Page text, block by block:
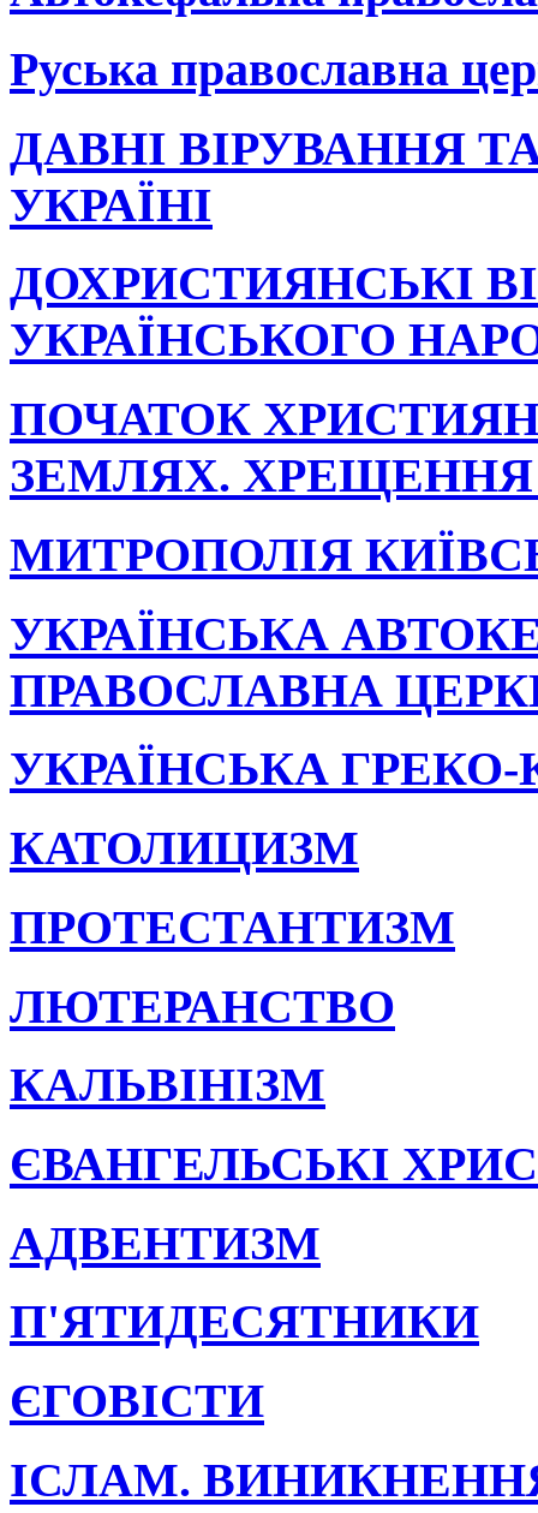
Руська православна
ДАВНІ ВІРУВАННЯ
УКРАЇНІ
ДОХРИСТИЯНСЬКІ
УКРАЇНСЬКОГО
ПОЧАТОК
ЗЕМЛЯХ. ХРЕЩЕННЯ
МИТРОПОЛІЯ
УКРАЇНСЬКА
ПРАВОСЛАВНА
УКРАЇНСЬКА
КАТОЛИЦИЗМ
ПРОТЕСТАНТИЗМ
ЛЮТЕРАНСТВО
КАЛЬВІНІЗМ
ЄВАНГЕЛЬСЬКІ
АДВЕНТИЗМ
П'ЯТИДЕСЯТНИКИ
ЄГОВІСТИ
ІСЛАМ.